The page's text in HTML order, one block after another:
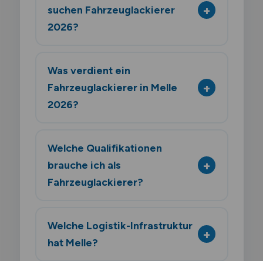
suchen Fahrzeuglackierer
2026?
Was verdient ein
Fahrzeuglackierer in Melle
2026?
Welche Qualifikationen
brauche ich als
Fahrzeuglackierer?
Welche Logistik-Infrastruktur
hat Melle?